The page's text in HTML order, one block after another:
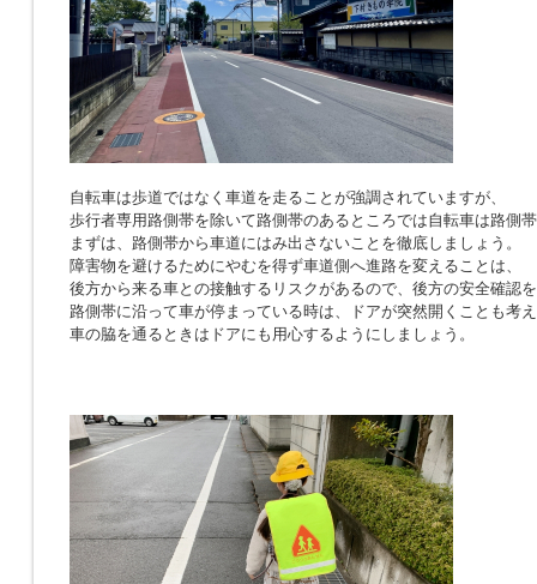
自転車は歩道ではなく車道を走ることが強調されていますが、
歩行者専用路側帯を除いて路側帯のあるところでは自転車は路側
まずは、路側帯から車道にはみ出さないことを徹底しましょう。
障害物を避けるためにやむを得ず車道側へ進路を変えることは、
後方から来る車との接触するリスクがあるので、後方の安全確認
路側帯に沿って車が停まっている時は、ドアが突然開くことも考
車の脇を通るときはドアにも用心するようにしましょう。